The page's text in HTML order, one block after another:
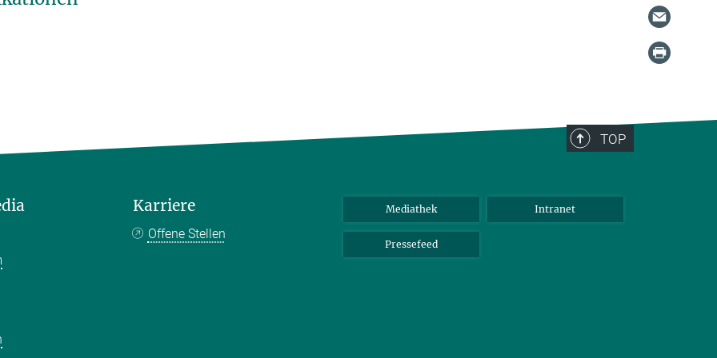
TOP
Karriere
Offene Stellen
Mediathek Intranet
Pressefeed